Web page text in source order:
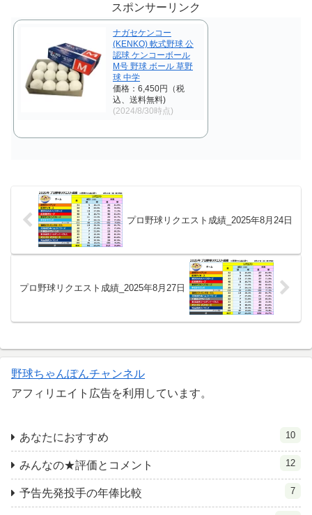
回、成功55回、失敗191回となり
ました。 【リク...
成功0回、失敗9回となりまし
た。 【リクエスト結果_集...
スポンサーリンク
ナガセケンコー
(KENKO) 軟式野球 公
認球 ケンコーボール
M号 野球 ボール 草野
球 中学
価格：6,450円（税
込、送料無料)
(2024/8/30時点)
プロ野球リクエスト成績_2025年8月24日
プロ野球リクエスト成績_2025年8月27日
野球ちゃんぽんチャンネル
アフィリエイト広告を利用しています。
あなたにおすすめ 10
みんなの★評価とコメント 12
予告先発投手の年俸比較 7